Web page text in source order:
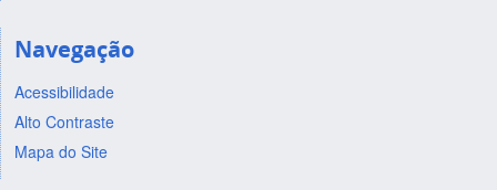
Navegação
Acessibilidade
Alto Contraste
Mapa do Site